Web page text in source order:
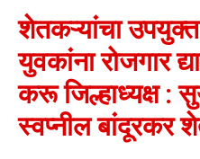
शेतकऱ्यांचा
युवकांना रोजगार
करू जिल्हाध्यक्ष :
स्वप्नील बांदूरकर